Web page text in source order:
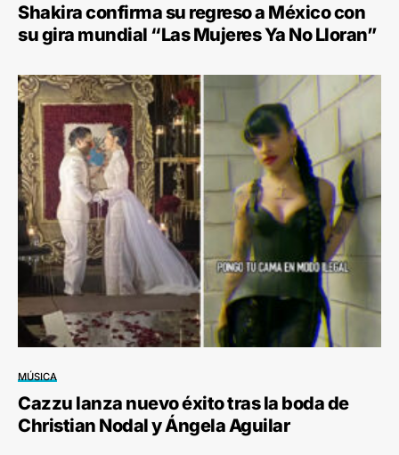
Shakira confirma su regreso a México con
su gira mundial “Las Mujeres Ya No Lloran”
MÚSICA
Cazzu lanza nuevo éxito tras la boda de
Christian Nodal y Ángela Aguilar